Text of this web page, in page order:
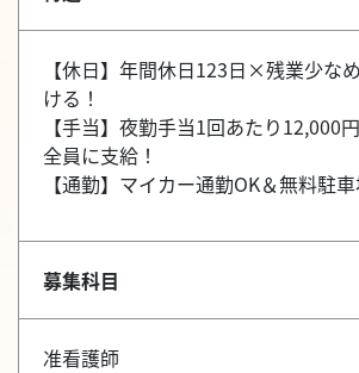
【休日】年間休日123日×残業少な
ける！
【手当】夜勤手当1回あたり12,000
全員に支給！
【通勤】マイカー通勤OK＆無料駐
募集科目
准看護師